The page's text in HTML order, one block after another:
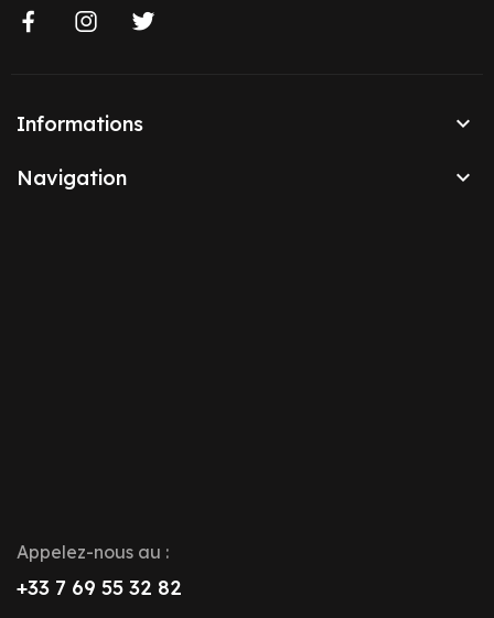
Informations 
Navigation 
Appelez-nous au :
+33 7 69 55 32 82